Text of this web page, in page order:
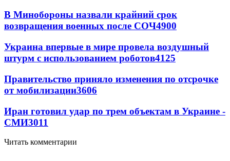
В Минобороны назвали крайний срок
возвращения военных после СОЧ4900
Украина впервые в мире провела воздушный
штурм с использованием роботов4125
Правительство приняло изменения по отсрочке
от мобилизации3606
Иран готовил удар по трем объектам в Украине -
СМИ3011
Читать комментарии